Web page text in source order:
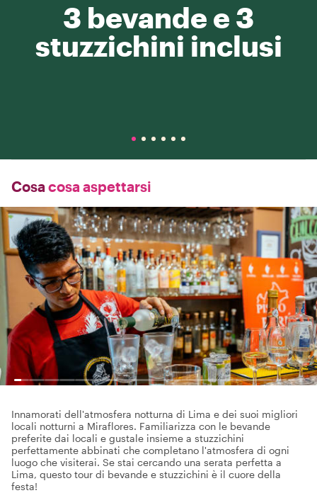
3 bevande e 3
stuzzichini inclusi
Cosa cosa aspettarsi
Innamorati dell'atmosfera notturna di Lima e dei suoi migliori
locali notturni a Miraflores. Familiarizza con le bevande
preferite dai locali e gustale insieme a stuzzichini
perfettamente abbinati che completano l'atmosfera di ogni
luogo che visiterai. Se stai cercando una serata perfetta a
Lima, questo tour di bevande e stuzzichini è il cuore della
festa!